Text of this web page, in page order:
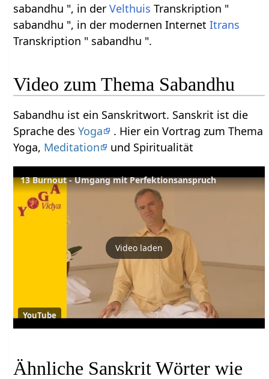
sabandhu ", in derVelthuis Transkription "
sabandhu ", in der modernen InternetItrans
Transkription " sabandhu ".
Video zum Thema Sabandhu
Sabandhu ist ein Sanskritwort. Sanskrit ist die
Sprache desYoga
. Hier ein Vortrag zum Thema
Yoga, Meditation und Spiritualität
13 Burnout - Umgang mit Perfektionsanspruch
Video laden
YouTube
Ähnliche Sanskrit Wörter wie